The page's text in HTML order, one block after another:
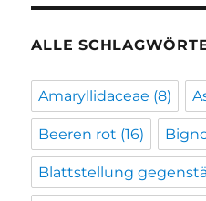
ALLE
Amaryllidaceae (8)
Beeren rot (16)
Blattstellung